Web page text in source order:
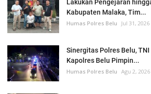
Lakukan Pengejaran
Kabupaten Malaka, Tim...
Humas Polres Belu Jul 31, 2026
Sinergitas Polres Belu,
Kapolres Belu Pimpin...
Humas Polres Belu Agu 2, 2026